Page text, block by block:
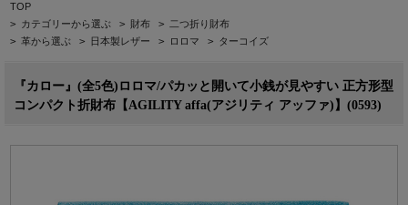
TOP
> カテゴリーから選ぶ > 財布 > 二つ折り財布
> 革から選ぶ > 日本製レザー > ロロマ > ターコイズ
『カロー』(全5色)ロロマ/パカッと開いて小銭が見やすい 正方形型
コンパクト折財布【AGILITY affa(アジリティ アッファ)】(0593)